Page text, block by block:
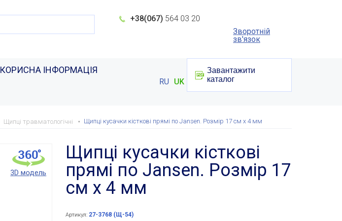
+38(067) 564 03 20
Зворотній
зв'язок
КОРИСНА ІНФОРМАЦІЯ
RU UK
Завантажити
каталог
Щипці травматологічні Щипці кусачки кісткові прямі по Jansen. Розмір 17 см х 4 мм
3D модель
Щипці кусачки кісткові
прямі по Jansen. Розмір 17
см х 4 мм
Артикул: 27-3768 (Щ-54)